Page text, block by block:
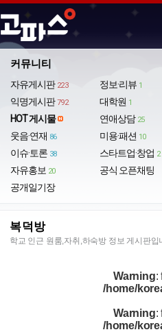
커뮤니티
자유게시판 223
익명게시판 792
HOT 게시물
웃음·연재 86
이슈·토론 38
자유홍보 20
공개일기장
정보·리뷰 1
대학원 1
연애상담 25
미용·패션 10
스타트업·창업 2
공식 오픈채팅
복덕방
학교 인근 원룸,자취,하숙방 정보 게시판입
Warning:
/home/
Warning:
/home/